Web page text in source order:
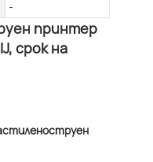
-
принтер
срок на